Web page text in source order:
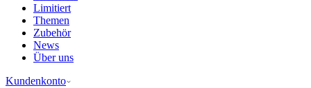
Limitiert
Themen
Zubehör
News
Über uns
Kundenkonto